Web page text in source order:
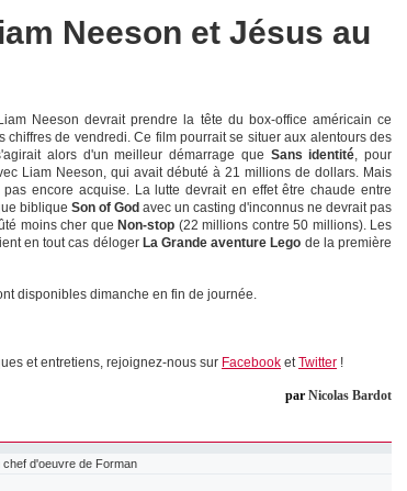
Neeson et Jésus au
Neeson devrait prendre la tête du box-office américain ce
chiffres de vendredi. Ce film pourrait se situer aux alentours des
alors d'un meilleur démarrage que Sans identité, pour
Liam Neeson, qui avait débuté à 21 millions de dollars. Mais
encore acquise. La lutte devrait en effet être chaude entre
biblique Son of God avec un casting d'inconnus ne devrait pas
moins cher que Non-stop (22 millions contre 50 millions). Les
en tout cas déloger La Grande aventure Lego de la première
disponibles dimanche en fin de journée.
et entretiens, rejoignez-nous sur Facebook etTwitter !
par Nicolas Bardot
d'oeuvre de Forman